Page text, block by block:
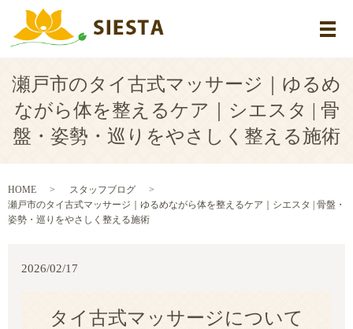
メ
瀬戸市のタイ古式マッサージ｜ゆるめ
ながら体を整えるケア｜シエスタ | 骨
盤・姿勢・巡りをやさしく整える施術
HOME
スタッフブログ
瀬戸市のタイ古式マッサージ｜ゆるめながら体を整えるケア｜シエスタ | 骨盤・
姿勢・巡りをやさしく整える施術
2026/02/17
タイ古式マッサージについて